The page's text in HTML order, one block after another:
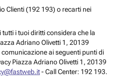
Clienti (192 193) o recarti nei
tutti i tuoi diritti considera che la
Adriano Olivetti 1, 20139
ai seguenti punti di
Piazza Adriano Olivetti 1, 20139
- Call Center: 192 193.